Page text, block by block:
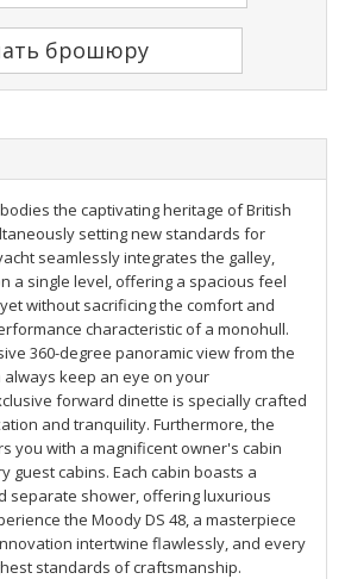
брошюру
the captivating heritage of British
setting new standards for
seamlessly integrates the galley,
a single level, offering a spacious feel
without sacrificing the comfort and
characteristic of a monohull.
360-degree panoramic view from the
always keep an eye on your
forward dinette is specially crafted
and tranquility. Furthermore, the
you with a magnificent owner's cabin
guest cabins. Each cabin boasts a
separate shower, offering luxurious
the Moody DS 48, a masterpiece
intertwine flawlessly, and every
standards of craftsmanship.